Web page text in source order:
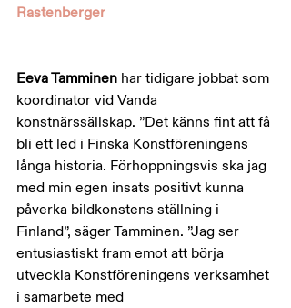
Rastenberger
Eeva Tamminen har tidigare jobbat som
koordinator vid Vanda
konstnärssällskap. ”Det känns fint att få
bli ett led i Finska Konstföreningens
långa historia. Förhoppningsvis ska jag
med min egen insats positivt kunna
påverka bildkonstens ställning i
Finland”, säger Tamminen. ”Jag ser
entusiastiskt fram emot att börja
utveckla Konstföreningens verksamhet
i samarbete med